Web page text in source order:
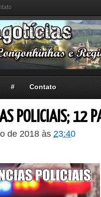
# Contato
POLICIAIS;
de 2018 às 23:40